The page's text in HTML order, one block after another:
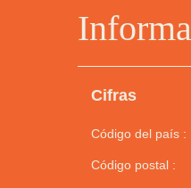
Cifras
Código del país :
Código postal :